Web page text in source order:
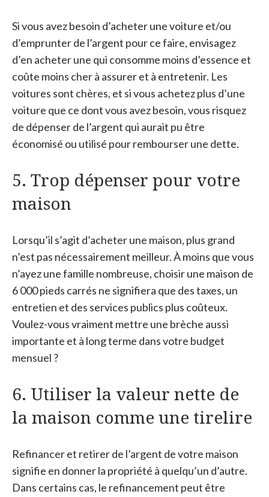
Si vous avez besoin d’acheter une voiture et/ou
d’emprunter de l’argent pour ce faire, envisagez
d’en acheter une qui consomme moins d’essence et
coûte moins cher à assurer et à entretenir. Les
voitures sont chères, et si vous achetez plus d’une
voiture que ce dont vous avez besoin, vous risquez
de dépenser de l’argent qui aurait pu être
économisé ou utilisé pour rembourser une dette.
5. Trop dépenser pour votre
maison
Lorsqu’il s’agit d’acheter une maison, plus grand
n’est pas nécessairement meilleur. À moins que vous
n’ayez une famille nombreuse, choisir une maison de
6 000 pieds carrés ne signifiera que des taxes, un
entretien et des services publics plus coûteux.
Voulez-vous vraiment mettre une brèche aussi
importante et à long terme dans votre budget
mensuel ?
6. Utiliser la valeur nette de
la maison comme une tirelire
Refinancer et retirer de l’argent de votre maison
signifie en donner la propriété à quelqu’un d’autre.
Dans certains cas, le refinancement peut être